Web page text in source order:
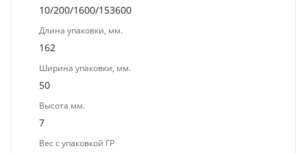
10/200/1600/153600
Длина упаковки, мм.
162
Ширина упаковки, мм.
50
Высота мм.
7
Вес с упаковкой ГР